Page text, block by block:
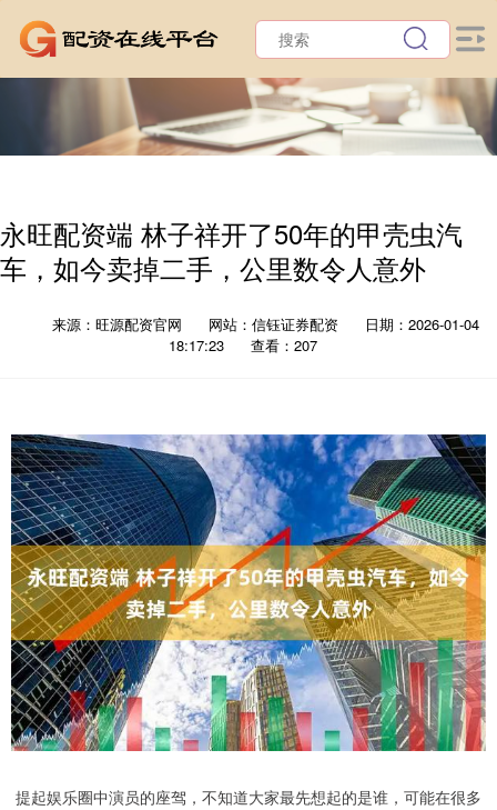
永旺配资端 林子祥开了50年的甲壳虫汽
车，如今卖掉二手，公里数令人意外
来源：旺源配资官网 网站：信钰证券配资
日期：2026-01-04
18:17:23
查看：207
提起娱乐圈中演员的座驾，不知道大家最先想起的是谁，可能在很多